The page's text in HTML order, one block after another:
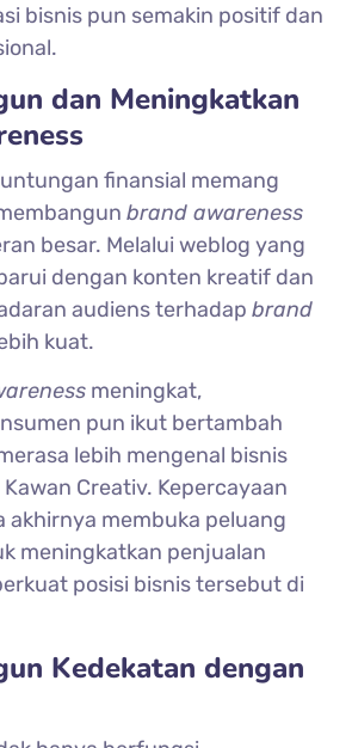
bisnis pun semakin positif dan
dan Meningkatkan
finansial memang
brand awareness
besar. Melalui weblog yang
dengan konten kreatif dan
audiens terhadapbrand
kuat.
meningkat,
pun ikut bertambah
lebih mengenal bisnis
Creativ. Kepercayaan
akhirnya membuka peluang
meningkatkan penjualan
posisi bisnis tersebut di
Kedekatan dengan